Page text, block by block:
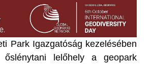
Park Igazgatóság kezelésében
őslénytani lelőhely a geopark